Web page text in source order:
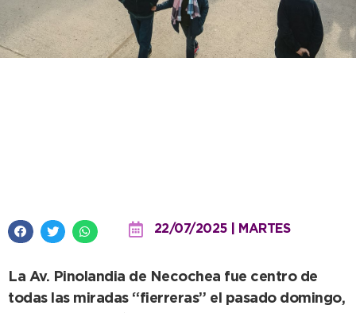
22/07/2025 | MARTES
La Av. Pinolandia de Necochea fue centro de
todas las miradas “fierreras” el pasado domingo,